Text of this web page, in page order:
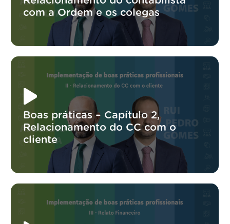
com a Ordem e os colegas
Boas práticas – Capítulo 2,
Relacionamento do CC com o
cliente